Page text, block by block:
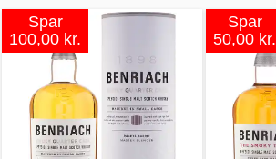
Spar
100,00 kr.
Spar
50,00 kr.